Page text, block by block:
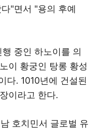
"면서 "용의 후예
중인 하노이를 의
이 황궁인 탕롱 황성
. 1010년에 건설된
이라고 한다.
호치민서 글로벌 유